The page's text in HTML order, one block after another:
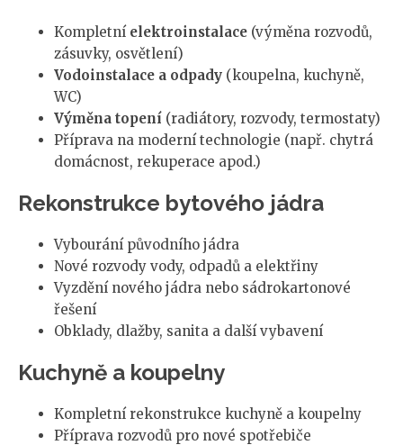
Kompletní elektroinstalace (výměna rozvodů,
zásuvky, osvětlení)
Vodoinstalace a odpady (koupelna, kuchyně,
WC)
Výměna topení (radiátory, rozvody, termostaty)
Příprava na moderní technologie (např. chytrá
domácnost, rekuperace apod.)
Rekonstrukce bytového jádra
Vybourání původního jádra
Nové rozvody vody, odpadů a elektřiny
Vyzdění nového jádra nebo sádrokartonové
řešení
Obklady, dlažby, sanita a další vybavení
Kuchyně a koupelny
Kompletní rekonstrukce kuchyně a koupelny
Příprava rozvodů pro nové spotřebiče